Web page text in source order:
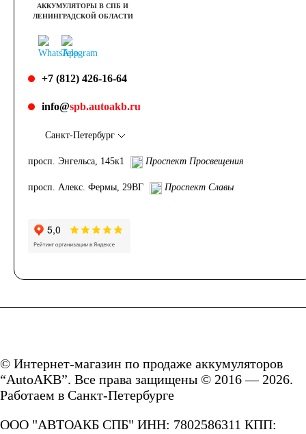
АККУМУЛЯТОРЫ В СПБ И
ЛЕНИНГРАДСКОЙ ОБЛАСТИ
+7 (812) 426-16-64
info@spb.autoakb.ru
Санкт-Петербург
просп. Энгельса, 145к1 Проспект Просвещения
просп. Алекс. Фермы, 29ВГ Проспект Славы
© Интернет-магазин по продаже аккумуляторов
“AutoAKB”. Все права защищены © 2016 — 2026.
Работаем в Санкт-Петербурге
ООО "АВТОАКБ СПБ" ИНН: 7802586311 КПП: